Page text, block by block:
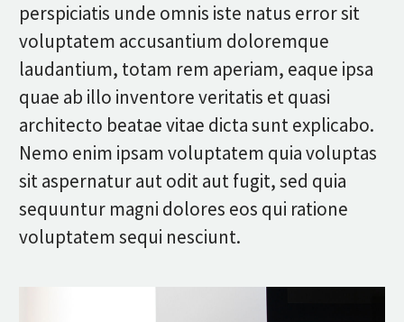
perspiciatis unde omnis iste natus error sit
voluptatem accusantium doloremque
laudantium, totam rem aperiam, eaque ipsa
quae ab illo inventore veritatis et quasi
architecto beatae vitae dicta sunt explicabo.
Nemo enim ipsam voluptatem quia voluptas
sit aspernatur aut odit aut fugit, sed quia
sequuntur magni dolores eos qui ratione
voluptatem sequi nesciunt.